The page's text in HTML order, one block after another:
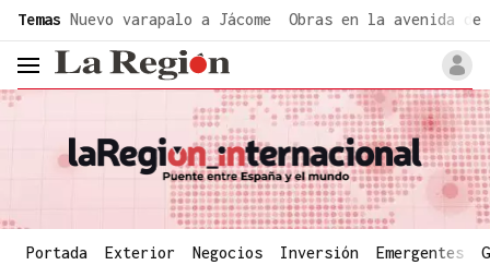
Temas Nuevo varapalo a Jácome Obras en la avenida de
header.menu.open
Portada Exterior Negocios Inversión Emergentes